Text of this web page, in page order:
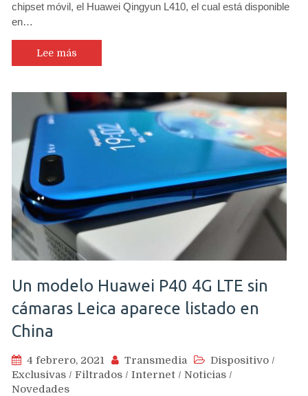
chipset móvil, el Huawei Qingyun L410, el cual está disponible
en…
Lee más
Un modelo Huawei P40 4G LTE sin
cámaras Leica aparece listado en
China
4 febrero, 2021 Transmedia Dispositivo /
Exclusivas / Filtrados / Internet / Noticias /
Novedades